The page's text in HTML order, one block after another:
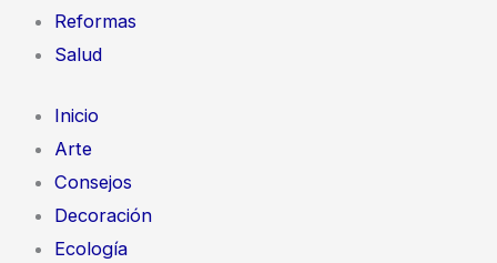
Reformas
Salud
Inicio
Arte
Consejos
Decoración
Ecología